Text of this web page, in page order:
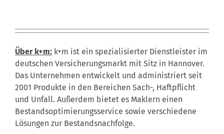
Über k+m: k+m ist ein spezialisierter Dienstleister im
deutschen Versicherungsmarkt mit Sitz in Hannover.
Das Unternehmen entwickelt und administriert seit
2001 Produkte in den Bereichen Sach-, Haftpflicht
und Unfall. Außerdem bietet es Maklern einen
Bestandsoptimierungsservice sowie verschiedene
Lösungen zur Bestandsnachfolge.